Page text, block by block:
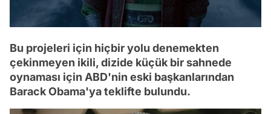
Bu projeleri için hiçbir yolu denemekten
çekinmeyen ikili, dizide küçük bir sahnede
oynaması için ABD'nin eski başkanlarından
Barack Obama'ya teklifte bulundu.